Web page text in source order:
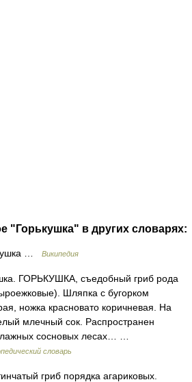
"Горькушка" в других словарях:
… Википедия
ГОРЬКУШКА, съедобный гриб рода
Шляпка с бугорком
ножка красновато коричневая. На
млечный сок. Распространен
сосновых лесах… …
словарь
гриб порядка агариковых.